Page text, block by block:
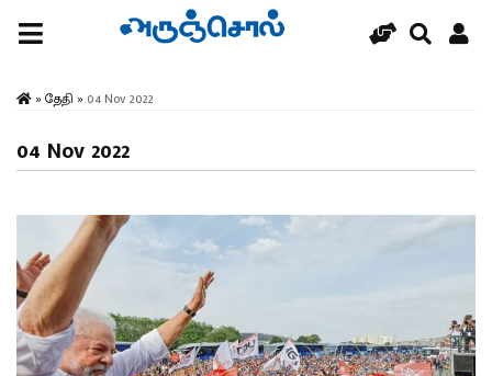
» தேதி » 04 Nov 2022
04 Nov 2022